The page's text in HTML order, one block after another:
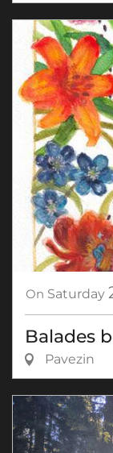
On Saturday
Balades
Pavezin